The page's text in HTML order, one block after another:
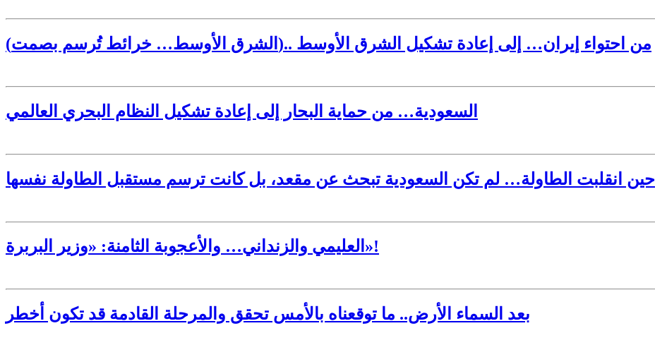
(الشرق الأوسط… خرائط تُرسم بصمت).. من احتواء إيران… إلى إعادة تشكيل الشرق الأوسط
السعودية… من حماية البحار إلى إعادة تشكيل النظام البحري العالمي
حين انقلبت الطاولة… لم تكن السعودية تبحث عن مقعد، بل كانت ترسم مستقبل الطاولة نفسها
العليمي والزنداني… والأعجوبة الثامنة: «وزير البربرة»!
بعد السماء الأرض.. ما توقعناه بالأمس تحقق والمرحلة القادمة قد تكون أخطر